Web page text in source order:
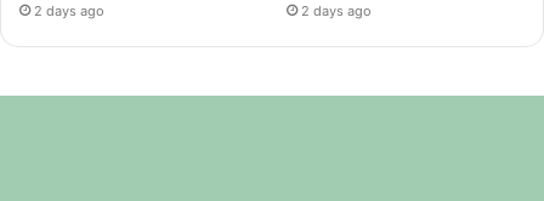
2 days ago 2 days ago